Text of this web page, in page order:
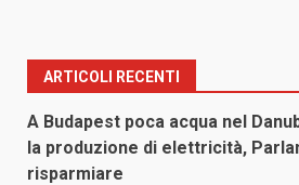
ARTICOLI RECENTI
A Budapest poca acqua nel
la produzione di elettricità,
risparmiare